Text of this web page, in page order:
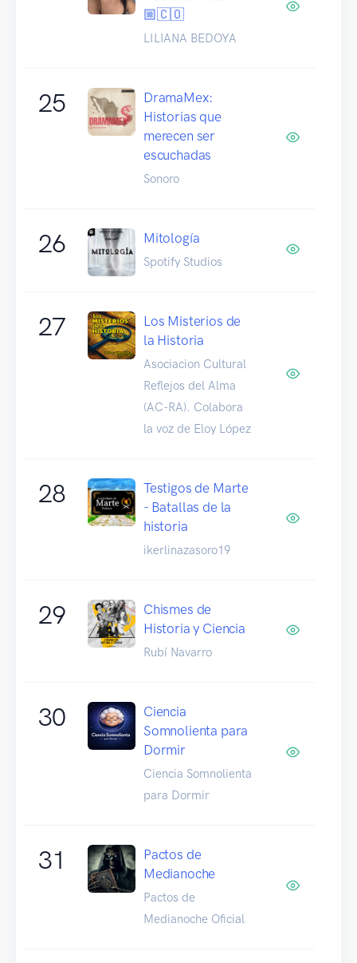
🏼🇨🇴
LILIANA BEDOYA
25
DramaMex:
Historias que
merecen ser
escuchadas
Sonoro
26 Mitología
Spotify Studios
27
Los Misterios de
la Historia
Asociacion Cultural
Reflejos del Alma
(AC-RA). Colabora
la voz de Eloy López
28
Testigos de Marte
- Batallas de la
historia
ikerlinazasoro19
29
Chismes de
Historia y Ciencia
Rubí Navarro
30
Ciencia
Somnolienta para
Dormir
Ciencia Somnolienta
para Dormir
31
Pactos de
Medianoche
Pactos de
Medianoche Oficial